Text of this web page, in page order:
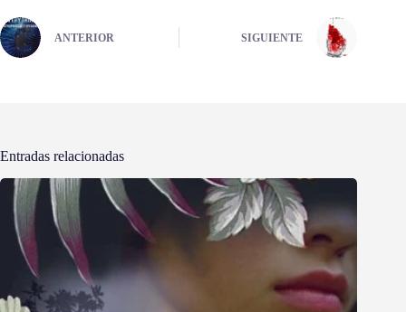
ANTERIOR SIGUIENTE
Entradas relacionadas